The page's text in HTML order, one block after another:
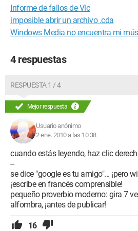
Informe de fallos de Vlc
imposible abrir un archivo .cda
Windows Media no encuentra mi
4 respuestas
RESPUESTA 1 / 4
Mejor respuesta
Usuario anónimo
2 ene. 2010 a las 10:38
cuando estás leyendo, haz clic
--
se dice "google es tu amigo"... ¡pero
¡escribe en francés comprensible!
pequeño proverbio moderno: gira 7
alfombra, ¡antes de publicar!
16